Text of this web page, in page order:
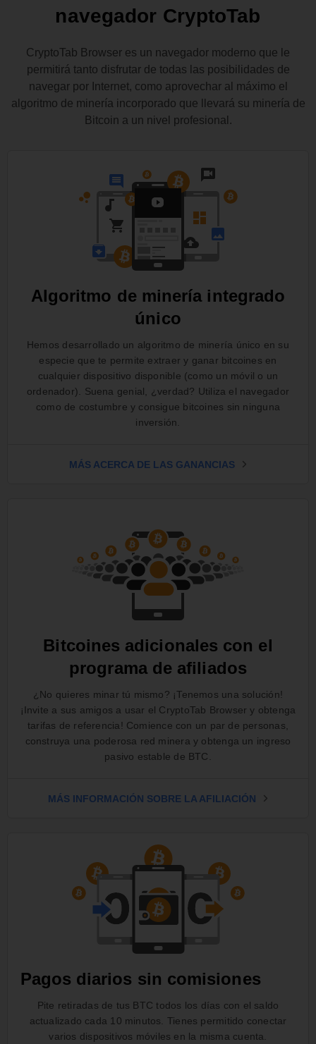
navegador CryptoTab
CryptoTab Browser es un navegador moderno que le
permitirá tanto disfrutar de todas las posibilidades de
navegar por Internet, como aprovechar al máximo el
algoritmo de minería incorporado que llevará su minería de
Bitcoin a un nivel profesional.
Algoritmo de minería integrado
único
Hemos desarrollado un algoritmo de minería único en su
especie que te permite extraer y ganar bitcoines en
cualquier dispositivo disponible (como un móvil o un
ordenador). Suena genial, ¿verdad? Utiliza el navegador
como de costumbre y consigue bitcoines sin ninguna
inversión.
MÁS ACERCA DE LAS GANANCIAS
Bitcoines adicionales con el
programa de afiliados
¿No quieres minar tú mismo? ¡Tenemos una solución!
¡Invite a sus amigos a usar el CryptoTab Browser y obtenga
tarifas de referencia! Comience con un par de personas,
construya una poderosa red minera y obtenga un ingreso
pasivo estable de BTC.
MÁS INFORMACIÓN SOBRE LA AFILIACIÓN
Pagos diarios sin comisiones
Pite retiradas de tus BTC todos los días con el saldo
actualizado cada 10 minutos. Tienes permitido conectar
varios dispositivos móviles en la misma cuenta.